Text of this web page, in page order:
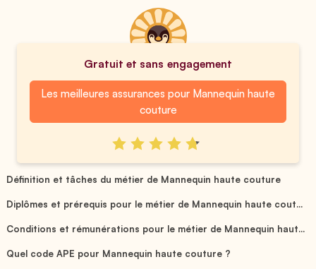
Gratuit et sans engagement
Les meilleures assurances pour Mannequin haute
couture
Définition et tâches du métier de Mannequin haute couture
Diplômes et prérequis pour le métier de Mannequin haute cout...
Conditions et rémunérations pour le métier de Mannequin haut...
Quel code APE pour Mannequin haute couture ?